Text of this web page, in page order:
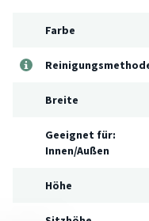
Farbe
Breite
Geeignet für:
Innen/Außen
Höhe